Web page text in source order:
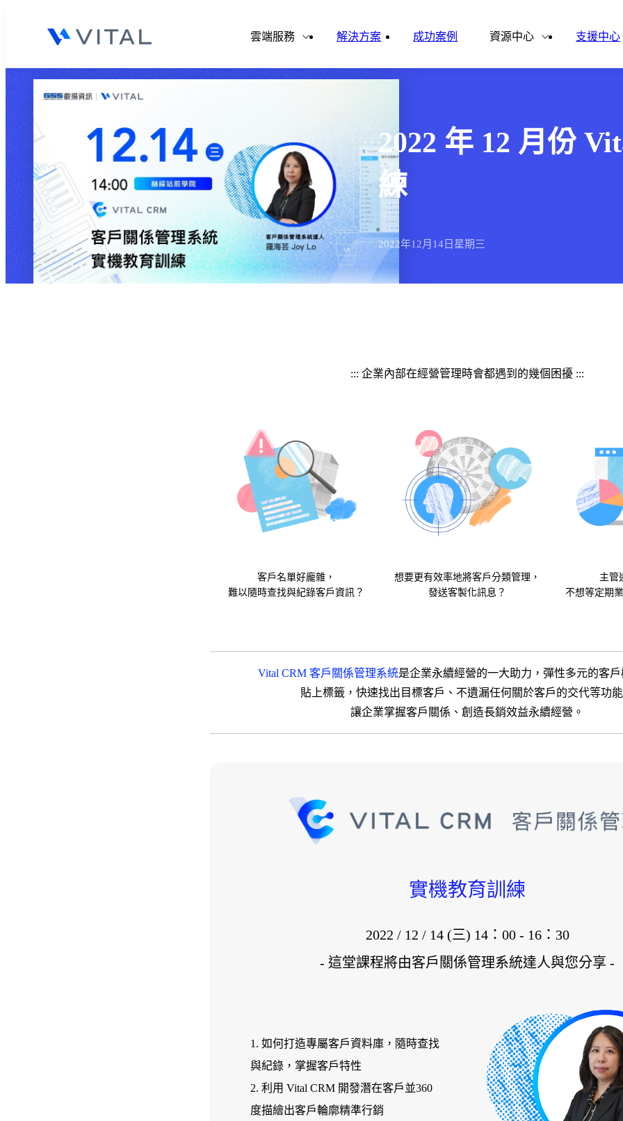
雲端服務
Vital BOLE
解決方案 成功案例 資源中心雲企誌 支援中心
2022 年 12 月份
練
2022年12月 14日 星期三
::: 企業內部在經營管理時會都遇到的幾個困擾 :::
客戶名單好龐雜，
難以隨時查找與紀錄客戶資訊？
想要更有效率地將客戶分類管理，
發送客製化訊息？
主管
不想等定期
Vital CRM 客戶關係管理系統是企業永續經營的一大助力，彈性多元的客
貼上標籤，快速找出目標客戶、不遺漏任何關於客戶的交代等功
讓企業掌握客戶關係、創造長銷效益永續經營。
實機教育訓練
2022 / 12 / 14 (三) 14：00 - 16：30
- 這堂課程將由客戶關係管理系統達人與您分享 -
如何打造專屬客戶資料庫，隨時查找
與紀錄，掌握客戶特性
利用 Vital CRM 開發潛在客戶並360
度描繪出客戶輪廓精準行銷